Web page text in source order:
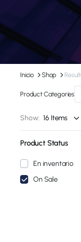
Inicio Shop
Product Categories
Show:
Product Status
En inventario
On Sale